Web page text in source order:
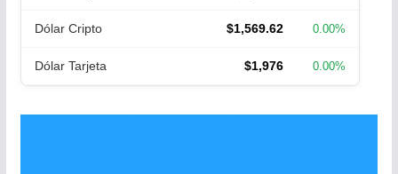
Dólar Cripto $1,569.62 0.00%
Dólar Tarjeta $1,976 0.00%